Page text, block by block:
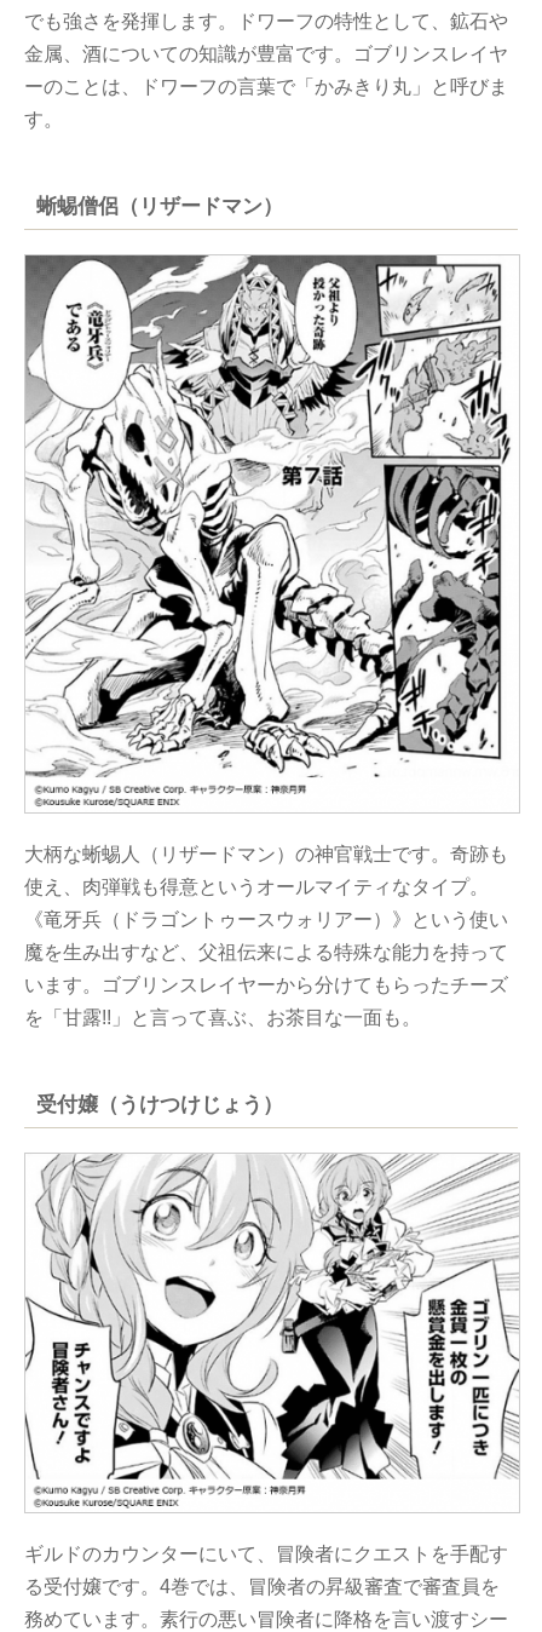
でも強さを発揮します。ドワーフの特性として、鉱石や
金属、酒についての知識が豊富です。ゴブリンスレイヤ
ーのことは、ドワーフの言葉で「かみきり丸」と呼びま
す。
蜥蜴僧侶（リザードマン）
大柄な蜥蜴人（リザードマン）の神官戦士です。奇跡も
使え、肉弾戦も得意というオールマイティなタイプ。
《竜牙兵（ドラゴントゥースウォリアー）》という使い
魔を生み出すなど、父祖伝来による特殊な能力を持って
います。ゴブリンスレイヤーから分けてもらったチーズ
を「甘露!!」と言って喜ぶ、お茶目な一面も。
受付嬢（うけつけじょう）
ギルドのカウンターにいて、冒険者にクエストを手配す
る受付嬢です。4巻では、冒険者の昇級審査で審査員を
務めています。素行の悪い冒険者に降格を言い渡すシー